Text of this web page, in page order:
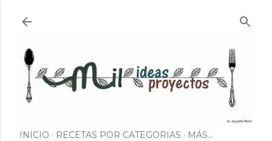
INICIO RECETAS POR CATEGORIAS MÁS…